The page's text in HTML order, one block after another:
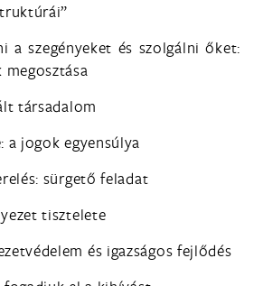
a szegényeket és szolgálni őket:
megosztása
társadalom
a jogok egyensúlya
sürgető feladat
tisztelete
és igazságos fejlődés